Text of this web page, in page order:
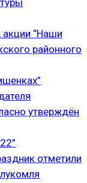
“Наши
районного
утверждён
отметили